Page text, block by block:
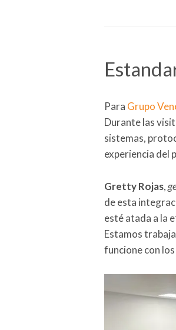
Para Grupo
Durante las
sistemas,
experiencia del
Gretty Rojas,
de esta
esté atada a la
Estamos
funcione con